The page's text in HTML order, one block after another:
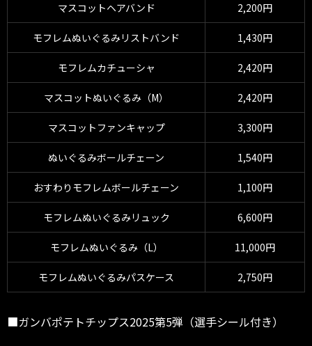
マスコットヘアバンド 2,200円
モフレムぬいぐるみリストバンド 1,430円
モフレムカチューシャ 2,420円
マスコットぬいぐるみ（M） 2,420円
マスコットファンキャップ 3,300円
ぬいぐるみボールチェーン 1,540円
おすわりモフレムボールチェーン 1,100円
モフレムぬいぐるみリュック 6,600円
モフレムぬいぐるみ（L） 11,000円
モフレムぬいぐるみパスケース 2,750円
■ガンバポテトチップス2025第5弾（選手シール付き）